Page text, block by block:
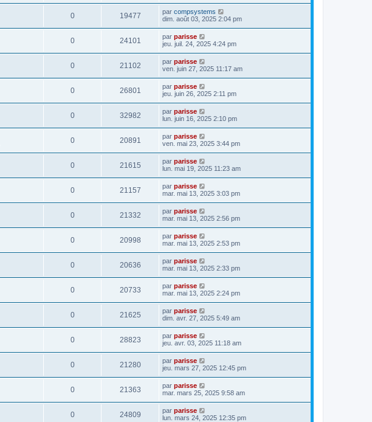
0 19477 par compsystems
dim. août 03, 2025 2:04 pm
0 24101 par parisse
jeu. juil. 24, 2025 4:24 pm
0 21102 par parisse
ven. juin 27, 2025 11:17 am
0 26801 par parisse
jeu. juin 26, 2025 2:11 pm
0 32982 par parisse
lun. juin 16, 2025 2:10 pm
0 20891 par parisse
ven. mai 23, 2025 3:44 pm
0 21615 par parisse
lun. mai 19, 2025 11:23 am
0 21157 par parisse
mar. mai 13, 2025 3:03 pm
0 21332 par parisse
mar. mai 13, 2025 2:56 pm
0 20998 par parisse
mar. mai 13, 2025 2:53 pm
0 20636 par parisse
mar. mai 13, 2025 2:33 pm
0 20733 par parisse
mar. mai 13, 2025 2:24 pm
0 21625 par parisse
dim. avr. 27, 2025 5:49 am
0 28823 par parisse
jeu. avr. 03, 2025 11:18 am
0 21280 par parisse
jeu. mars 27, 2025 12:45 pm
0 21363 par parisse
mar. mars 25, 2025 9:58 am
0 24809 par parisse
lun. mars 24, 2025 12:35 pm